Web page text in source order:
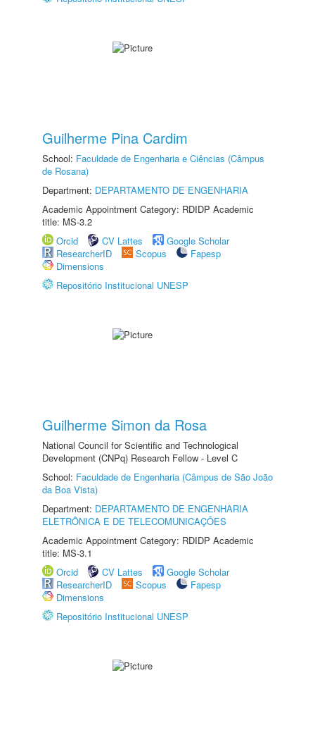
Guilherme Pina Cardim
School: Faculdade de Engenharia e Ciências (Câmpus
de Rosana)
Department: DEPARTAMENTO DE ENGENHARIA
Academic Appointment Category: RDIDP Academic
title: MS-3.2
Orcid
CV Lattes
Google Scholar
ResearcherID
Scopus
Fapesp
Dimensions
Repositório Institucional UNESP
Guilherme Simon da Rosa
National Council for Scientific and Technological
Development (CNPq) Research Fellow - Level C
School: Faculdade de Engenharia (Câmpus de São João
da Boa Vista)
Department: DEPARTAMENTO DE ENGENHARIA
ELETRÔNICA E DE TELECOMUNICAÇÕES
Academic Appointment Category: RDIDP Academic
title: MS-3.1
Orcid
CV Lattes
Google Scholar
ResearcherID
Scopus
Fapesp
Dimensions
Repositório Institucional UNESP